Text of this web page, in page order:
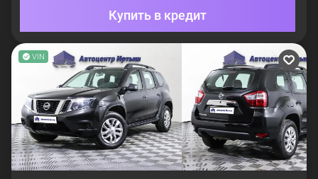
Купить в кредит
VIN